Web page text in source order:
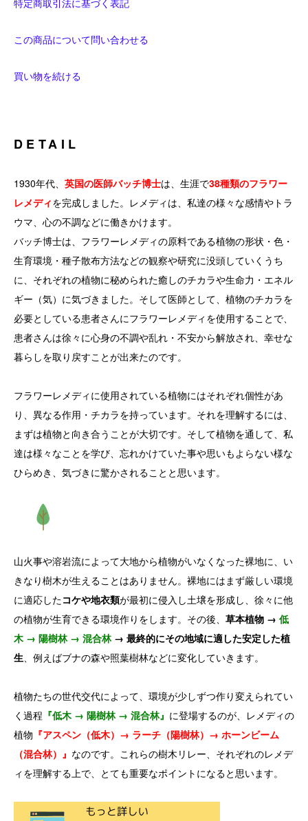
特定商取引法に基づく表記
この商品について問い合わせる
買い物を続ける
DETAIL
1930年代、 英国の医師バッチ博士は、生涯で38種類のフラワー
レメディを完成しました。レメディは、私達の様々な感情やトラ
ウマ、心の不調などに働きかけます。
バッチ博士は、フラワーレメディの原料である植物の形状・色・
生育環境・種子散布方法などの観察や研究に没頭していくうち
に、それぞれの植物に秘められた癒しのチカラや生命力・エネル
ギー（気）に気づきました。そして医師として、植物のチカラを
必要としている患者さんにフラワーレメディを使用することで、
患者さんは徐々に心身の不調や乱れ・不安から解放され、幸せな
暮らしを取り戻すことが出来たのです。
フラワーレメディに使用されている植物にはそれぞれ個性があ
り、異なる作用・チカラを持っています。それを理解するには、
まずは植物と向き合うことが大切です。そして植物を通して、私
達は様々なことを学び、忘れかけていた事や思いもよらない様な
ひらめき、気づきに驚かされることと思います。
山火事や溶岩流によって大地から植物がいなくなった裸地に、い
きなり樹木が生えることはありません。裸地にはまず厳しい環境
に適応したコケや地衣類が最初に侵入し土壌を形成し、徐々に他
の植物が生育できる環境作りをします。その後、 草本植物 → 低
木 → 陽樹林 → 混合林 → 最終的にその地域に適した安定した植
生、例えばブナの森や照葉樹林などに変化していきます。
植物たちの世代交代によって、環境が少しずつ作り変えられてい
く過程 『低木 → 陽樹林 → 混合林』 に登場するのが、レメディの
植物 『アスペン（低木）→ ラーチ（陽樹林）→ ホーンビーム
（混合林）』 なのです。これらの樹木リレー、それぞれのレメデ
ィを理解する上で、とても重要なポイントになると思います。